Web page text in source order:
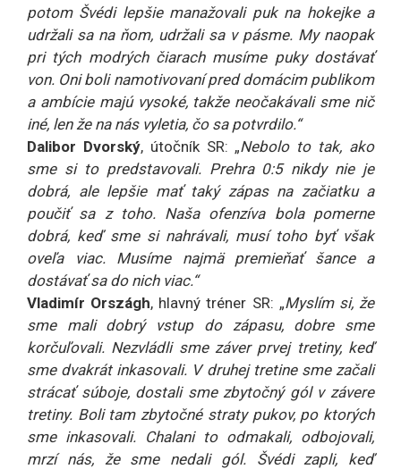
potom Švédi lepšie manažovali puk na hokejke a
udržali sa na ňom, udržali sa v pásme. My naopak
pri tých modrých čiarach musíme puky dostávať
von. Oni boli namotivovaní pred domácim publikom
a ambície majú vysoké, takže neočakávali sme nič
iné, len že na nás vyletia, čo sa potvrdilo.“
Dalibor Dvorský, útočník SR: „Nebolo to tak, ako
sme si to predstavovali. Prehra 0:5 nikdy nie je
dobrá, ale lepšie mať taký zápas na začiatku a
poučiť sa z toho. Naša ofenzíva bola pomerne
dobrá, keď sme si nahrávali, musí toho byť však
oveľa viac. Musíme najmä premieňať šance a
dostávať sa do nich viac.“
Vladimír Országh, hlavný tréner SR: „Myslím si, že
sme mali dobrý vstup do zápasu, dobre sme
korčuľovali. Nezvládli sme záver prvej tretiny, keď
sme dvakrát inkasovali. V druhej tretine sme začali
strácať súboje, dostali sme zbytočný gól v závere
tretiny. Boli tam zbytočné straty pukov, po ktorých
sme inkasovali. Chalani to odmakali, odbojovali,
mrzí nás, že sme nedali gól. Švédi zapli, keď